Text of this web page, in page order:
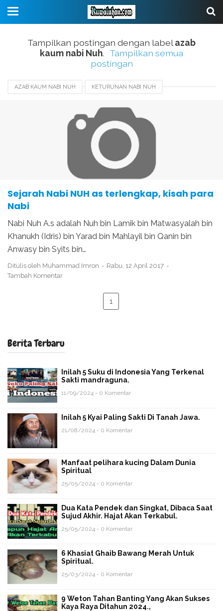
Tampilkan postingan dengan labelazab
kaum nabi Nuh.
Tampilkan semua
postingan
AZAB KAUM NABI NUH KETURUNAN NABI NUH
SEJARAH NABI NUH
Sejarah Nabi NUH as terlengkap, kisah para
Nabi
Nabi Nuh A.s adalah Nuh bin Lamik bin Matwasyalah bin
Khanukh (Idris) bin Yarad bin Mahlayil bin Qanin bin
Anwasy bin Syits bin…
Ditulis oleh Muhammad Imron
Rabu, 12 April 2017
Tambah Komentar
1
Berita Terbaru
Inilah 5 Suku di Indonesia Yang Terkenal
Sakti mandraguna.
11/09/2024 - 0 Komentar
Inilah 5 Kyai Paling Sakti Di Tanah Jawa.
21/08/2024 - 0 Komentar
Manfaat pelihara kucing Dalam Dunia
Spiritual
25/05/2024 - 0 Komentar
Dua Kata Pendek dan Singkat, Dibaca Saat
Sujud Akhir. Hajat Akan Terkabul.
25/05/2024 - 0 Komentar
6 Khasiat Ghaib Bawang Merah Untuk
Spiritual.
25/03/2024 - 0 Komentar
9 Weton Tahan Banting Yang Akan Sukses
Kaya Raya Ditahun 2024.,